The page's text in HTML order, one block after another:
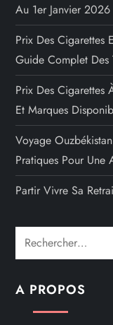
Au 1er Janvier 2026
Prix Des Cigarettes
Guide Complet Des
Prix Des Cigarettes
Et Marques
Voyage
Pratiques Pour Une
Partir Vivre Sa
Rechercher :
A PROPOS